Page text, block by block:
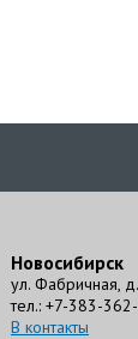
Новосибирск
ул. Фабричная,
тел.: +7-383-
В контакты